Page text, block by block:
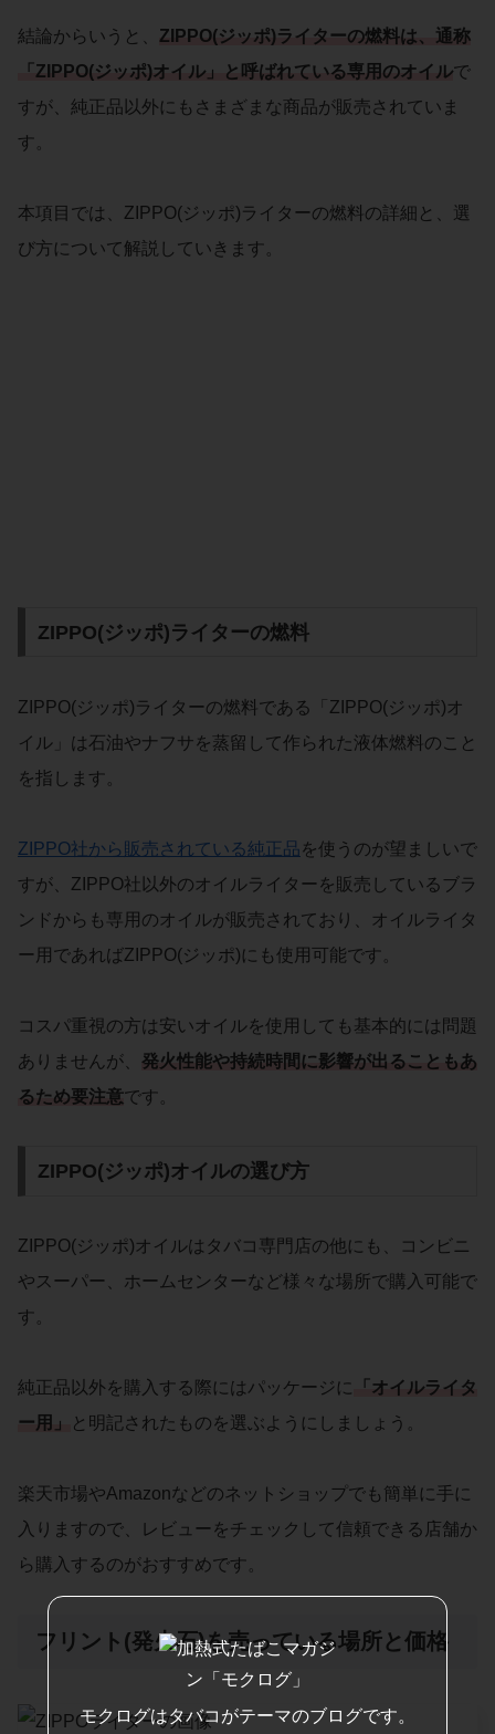
結論からいうと、 ZIPPO(ジッポ)ライターの燃料は、 通称
「ZIPPO(ジッポ)オイル」と呼ばれている専用のオイルで
すが、純正品以外にもさまざまな商品が販売されていま
す。
本項目では、ZIPPO(ジッポ)ライターの燃料の詳細と、選
び方について解説していきます。
ZIPPO(ジッポ)ライターの燃料
ZIPPO(ジッポ)ライターの燃料である「ZIPPO(ジッポ)オ
イル」は石油やナフサを蒸留して作られた液体燃料のこと
を指します。
ZIPPO社から販売されている純正品を使うのが望ましいで
すが、ZIPPO社以外のオイルライターを販売しているブラ
ンドからも専用のオイルが販売されており、オイルライタ
ー用であればZIPPO(ジッポ)にも使用可能です。
コスパ重視の方は安いオイルを使用しても基本的には問題
ありませんが、 発火性能や持続時間に影響が出ることもあ
るため要注意です。
ZIPPO(ジッポ)オイルの選び方
ZIPPO(ジッポ)オイルはタバコ専門店の他にも、コンビニ
やスーパー、ホームセンターなど様々な場所で購入可能で
す。
純正品以外を購入する際にはパッケージに
「オイルライタ
ー用」
と明記されたものを選ぶようにしましょう。
楽天市場やAmazonなどのネットショップでも簡単に手に
入りますので、レビューをチェックして信頼できる店舗か
ら購入するのがおすすめです。
フリント(発火石)を売っている場所と価格
モクログはタバコがテーマのブログです。